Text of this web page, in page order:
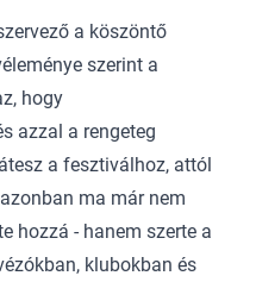
a köszöntő
szerint a
hogy
azzal a rengeteg
a fesztiválhoz, attól
ma már nem
hozzá - hanem szerte a
klubokban és